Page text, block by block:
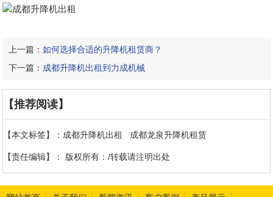
上一篇：如何选择合适的升降机租赁商？
下一篇： 成都升降机出租到力成机械
【推荐阅读】
【本文标签】： 成都升降机出租 成都龙泉升降机租赁
【责任编辑】： 版权所有：/转载请注明出处